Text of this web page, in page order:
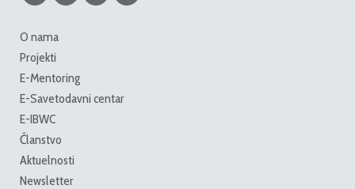
O nama
Projekti
E-Mentoring
E-Savetodavni centar
E-IBWC
Članstvo
Aktuelnosti
Newsletter